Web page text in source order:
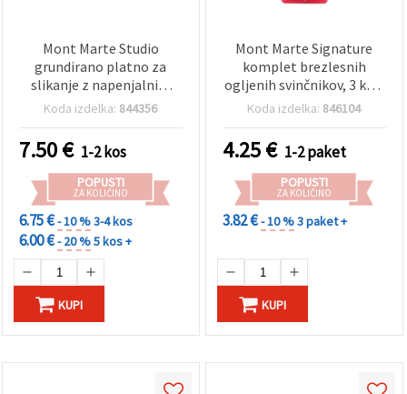
Mont Marte Studio
grundirano platno za
slikanje z napenjalnim
okvirjem iz borovega lesa
30,5 x 30,5 cm
Koda izdelka: 844356
7.50€ 1-2 kos
POPUSTI
ZA KOLIČINO
6.75 €- 10 %3-4 kos
6.00 €- 20 %5 kos +
KUPI
Mont Marte Signature
komplet brezlesnih
ogljenih svinčnikov, 3 kosi
– umetniški svinčniki za
Koda izdelka: 846104
4.25€ 1-2 paket
POPUSTI
ZA KOLIČINO
3.82 €- 10 %3 paket +
KUPI